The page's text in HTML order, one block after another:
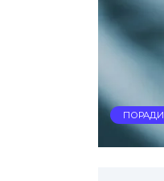
ПОРАДИ